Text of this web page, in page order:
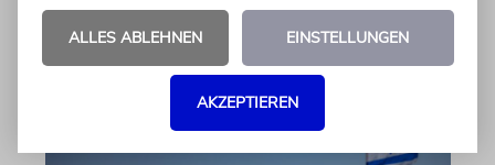
von Felix Schotland
07.08.2026
ALLES ABLEHNEN EINSTELLUNGEN
AKZEPTIEREN